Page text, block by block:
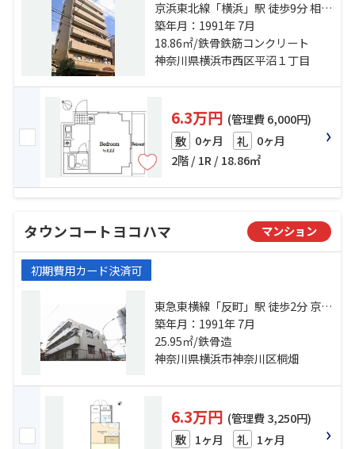
京浜東北線「横浜」駅 徒歩9分 相鉄
本線「平沼橋」駅 徒歩5分 京急本線
「戸部」駅 徒歩8分
築年月：1991年 7月
18.86㎡/鉄骨鉄筋コンクリート
神奈川県横浜市西区平沼１丁目
6.3万円 (管理費 6,000円)
敷 0ヶ月 礼 0ヶ月
2階 / 1R / 18.86㎡
タウンコートヨコハマ マンション
初期費用カード決済可
東急東横線「反町」駅 徒歩2分 京急
本線「神奈川」駅 徒歩8分 京浜東北
線「東神奈川」駅 徒歩14分
築年月：1991年 7月
25.95㎡/鉄骨造
神奈川県横浜市神奈川区桐畑
6.3万円 (管理費 3,250円)
敷 1ヶ月 礼 1ヶ月